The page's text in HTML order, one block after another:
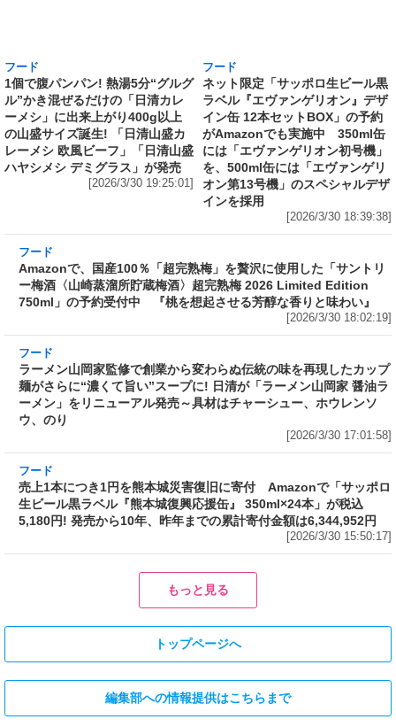
の山盛サイズ誕生! 「日清山盛カ
レーメシ 欧風ビーフ」「日清山盛
ハヤシメシ デミグラス」が発売
[2026/3/30 19:25:01]
がAmazonでも実施中 350ml缶
には「エヴァンゲリオン初号機」
を、500ml缶には「エヴァンゲリ
オン第13号機」のスペシャルデザ
インを採用
[2026/3/30 18:39:38]
Amazonで、国産100％「超完熟梅」を贅沢に使用した「サントリ
ー梅酒〈山崎蒸溜所貯蔵梅酒〉超完熟梅 2026 Limited Edition
750ml」の予約受付中 『桃を想起させる芳醇な香りと味わい』
フード
ラーメン山岡家監修で創業から変わらぬ伝統の味を再現したカップ
麺がさらに“濃くて旨い”スープに! 日清が「ラーメン山岡家 醤油ラ
ーメン」をリニューアル発売～具材はチャーシュー、ホウレンソ
ウ、のり
[2026/3/30 17:01:58]
フード
売上1本につき1円を熊本城災害復旧に寄付 Amazonで「サッポロ
生ビール黒ラベル『熊本城復興応援缶』 350ml×24本」が税込
5,180円! 発売から10年、昨年までの累計寄付金額は6,344,952円
フード
川料理! 日清食品が「カップヌー
発売～具材は謎肉、キャベツ、チ
フード
自慢のそばが食べ放題! 和食麺処
サガミが「晦日そば」を明日31日
や薬味などもついて税込2,200円!
熱湯5分でふっくら白ご飯! カレーや納豆、牛丼の具も余裕で入って
お皿いらずの新提案! 「日清ふっくら釜炊き ごはん」が本日30日
(月)発売～常温で1年保存可能。電子レンジがないオフィスやアウ